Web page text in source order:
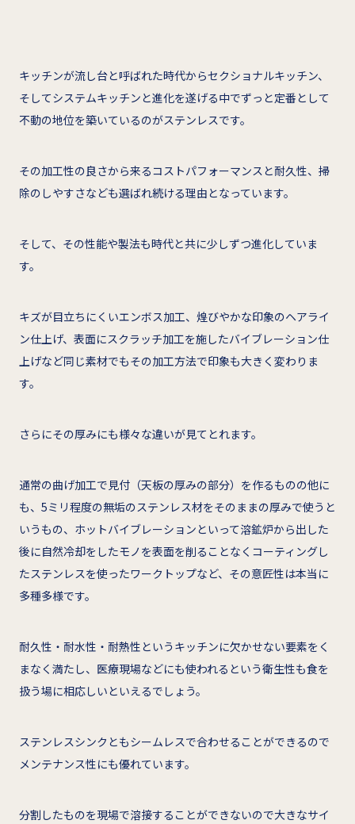
キッチンが流し台と呼ばれた時代からセクショナルキッチン、
そしてシステムキッチンと進化を遂げる中でずっと定番として
不動の地位を築いているのがステンレスです。
その加工性の良さから来るコストパフォーマンスと耐久性、掃
除のしやすさなども選ばれ続ける理由となっています。
そして、その性能や製法も時代と共に少しずつ進化していま
す。
キズが目立ちにくいエンボス加工、煌びやかな印象のヘアライ
ン仕上げ、表面にスクラッチ加工を施したバイブレーション仕
上げなど同じ素材でもその加工方法で印象も大きく変わりま
す。
さらにその厚みにも様々な違いが見てとれます。
通常の曲げ加工で見付（天板の厚みの部分）を作るものの他に
も、5ミリ程度の無垢のステンレス材をそのままの厚みで使うと
いうもの、ホットバイブレーションといって溶鉱炉から出した
後に自然冷却をしたモノを表面を削ることなくコーティングし
たステンレスを使ったワークトップなど、その意匠性は本当に
多種多様です。
耐久性・耐水性・耐熱性というキッチンに欠かせない要素をく
まなく満たし、医療現場などにも使われるという衛生性も食を
扱う場に相応しいといえるでしょう。
ステンレスシンクともシームレスで合わせることができるので
メンテナンス性にも優れています。
分割したものを現場で溶接することができないので大きなサイ